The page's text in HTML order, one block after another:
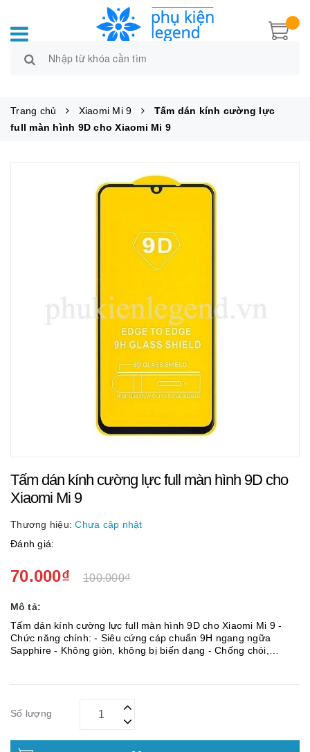
Trang chủ Xiaomi Mi 9
Tấm dán kính cường lực
full màn hình 9D cho Xiaomi Mi 9
Tấm dán kính cường lực full màn hình 9D cho
Xiaomi Mi 9
Thương hiệu: Chưa cập nhật
Đánh giá:
70.000₫ 100.000₫
Mô tả:
Tấm dán kính cường lực full màn hình 9D cho Xiaomi Mi 9 -
Chức năng chính: - Siêu cứng cáp chuẩn 9H ngang ngữa
Sapphire - Không giòn, không bị biến dạng - Chống chói,
Số lượng